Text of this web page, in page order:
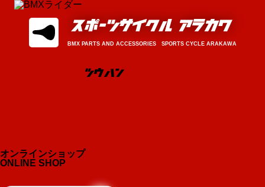
BMX PARTS AND ACCESSORIES SPORTS CYCLE ARAKAWA
オンラインショップ
ONLINE SHOP